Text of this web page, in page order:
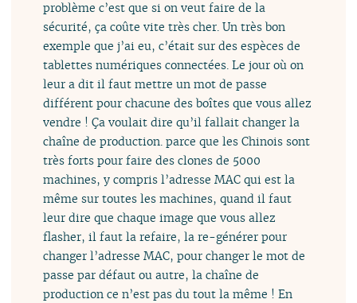
problème c’est que si on veut faire de la
sécurité, ça coûte vite très cher. Un très bon
exemple que j’ai eu, c’était sur des espèces de
tablettes numériques connectées. Le jour où on
leur a dit il faut mettre un mot de passe
différent pour chacune des boîtes que vous allez
vendre ! Ça voulait dire qu’il fallait changer la
chaîne de production. parce que les Chinois sont
très forts pour faire des clones de 5000
machines, y compris l’adresse MAC qui est la
même sur toutes les machines, quand il faut
leur dire que chaque image que vous allez
flasher, il faut la refaire, la re-générer pour
changer l’adresse MAC, pour changer le mot de
passe par défaut ou autre, la chaîne de
production ce n’est pas du tout la même ! En